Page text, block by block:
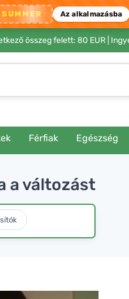
SUMMER Az alkalmazásba
összeg felett: 80 EUR |
Férfiak Egészség
a változást